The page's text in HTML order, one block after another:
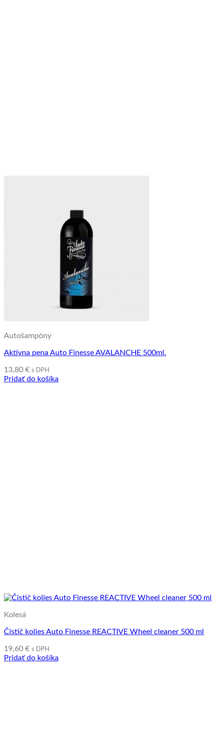
Autošampóny
Aktívna pena Auto Finesse AVALANCHE 500ml.
13,80 € s DPH
Pridať do košíka
Kolesá
Čistič kolies Auto Finesse REACTIVE Wheel cleaner 500 ml
19,60 € s DPH
Pridať do košíka